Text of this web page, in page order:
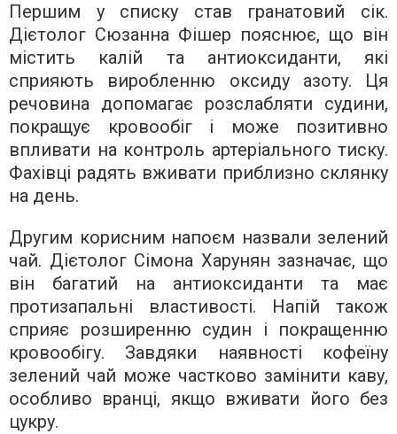
Першим у списку став гранатовий сік.
Дієтолог Сюзанна Фішер пояснює, що він
містить калій та антиоксиданти, які
сприяють виробленню оксиду азоту. Ця
речовина допомагає розслабляти судини,
покращує кровообіг і може позитивно
впливати на контроль артеріального тиску.
Фахівці радять вживати приблизно склянку
на день.
Другим корисним напоєм назвали зелений
чай. Дієтолог Сімона Харунян зазначає, що
він багатий на антиоксиданти та має
протизапальні властивості. Напій також
сприяє розширенню судин і покращенню
кровообігу. Завдяки наявності кофеїну
зелений чай може частково замінити каву,
особливо вранці, якщо вживати його без
цукру.